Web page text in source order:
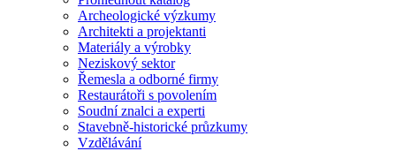
Archeologické výzkumy
Architekti a projektanti
Materiály a výrobky
Neziskový sektor
Řemesla a odborné firmy
Restaurátoři s povolením
Soudní znalci a experti
Stavebně-historické průzkumy
Vzdělávání